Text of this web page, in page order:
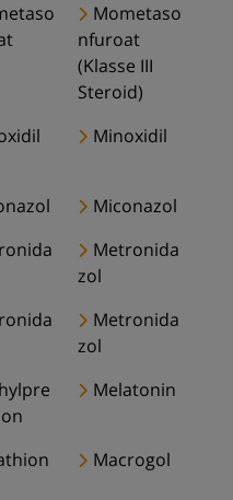
Mometaso
nfuroat
(Klasse III
Steroid)
Minoxidil
Miconazol
Metronida
zol
Metronida
zol
Melatonin
Macrogol